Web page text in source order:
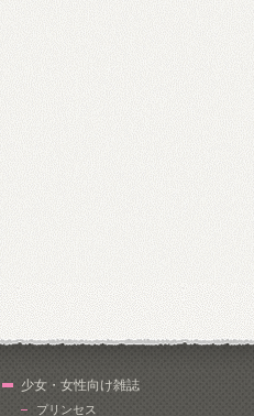
少女・女性向け雑誌
プリンセス